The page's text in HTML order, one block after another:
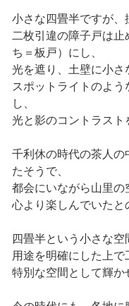
小さな四畳半ですが、
二枚引違の障子戸は
ち＝板戸）にし、
光を遮り、土壁に小さ
スポットライトのよ
し、
光と影のコントラスト
千利休の時代の茶人の
たそうで、
都会にいながら山里の
心より楽しんでいたと
四畳半という小さな空
用途を明確にした上で
特別な空間として輝か